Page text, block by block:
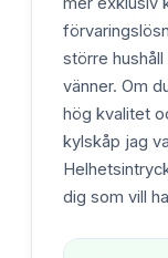
större
vänner. Om
hög kvalitet
kylskåp jag
dig som vill